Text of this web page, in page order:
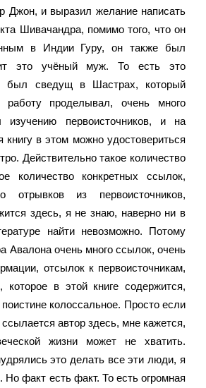
Джон, и выразил желание написать
Шивачандра, помимо того, что он
в Индии Гуру, он также был
это учёный муж. То есть это
был сведущ в Шастрах, который
работу проделывал, очень много
изучению первоисточников, и на
в этом можно удостовериться
Действительно такое количество
количество конкретных ссылок,
отрывков из первоисточников,
здесь, я не знаю, наверно ни в
найти невозможно. Потому
Авалона очень много ссылок, очень
отсылок к первоисточникам,
которое в этой книге содержится,
колоссальное. Просто если
автор здесь, мне кажется,
это делать все эти люди, я
факт есть факт. То есть огромная